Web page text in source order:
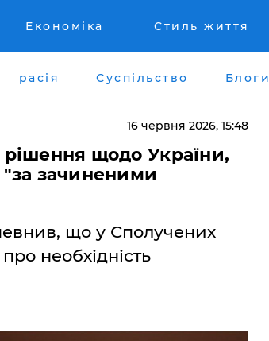
Економіка Стиль життя
расія Суспільство Блоги
16 червня 2026, 15:48
рішення щодо України,
зачиненими
що у Сполучених
необхідність